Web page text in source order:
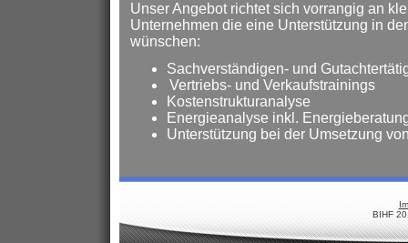
Unser Angebot richtet sich vorrangig an
Unternehmen die eine Unterstützung in
wünschen:
Sachverständigen- und
Vertriebs- und Verkaufstrainings
Kostenstrukturanalyse
Energieanalyse inkl.
Unterstützung bei der Umsetzung
BIHF